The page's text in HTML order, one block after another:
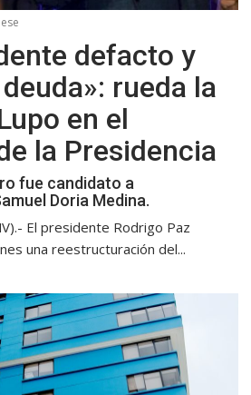
defacto y
rueda la
en el
la Presidencia
fue candidato a
Doria Medina.
El presidente Rodrigo Paz
una reestructuración del...